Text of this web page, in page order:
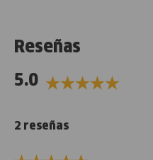
Reseñas
5.0
2 reseñas